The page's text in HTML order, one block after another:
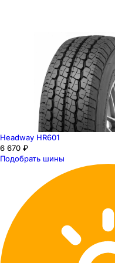
Headway HR601
6 670 ₽
Подобрать шины